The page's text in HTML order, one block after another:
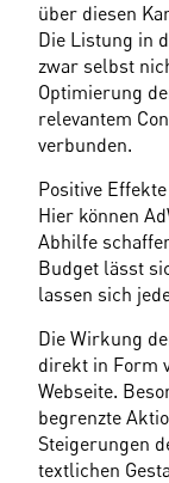
über diesen
Die Listung in
zwar selbst
Optimierung
relevantem
verbunden.
Positive
Hier können
Abhilfe
Budget lässt
lassen sich
Die Wirkung
direkt in Form
Webseite.
begrenzte
Steigerungen
textlichen